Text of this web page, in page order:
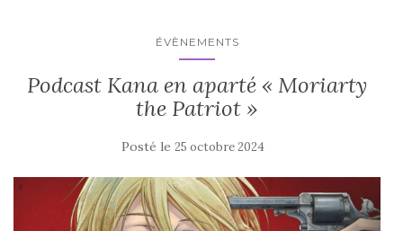
ÉVÈNEMENTS
Podcast Kana en aparté « Moriarty
the Patriot »
Posté le 25 octobre 2024